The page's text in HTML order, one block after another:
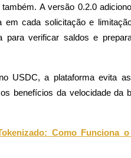
A versão 0.2.0
em cada solicitação e
para verificar saldos e
USDC, a plataforma evita
benefícios da velocidade da
Como Funciona